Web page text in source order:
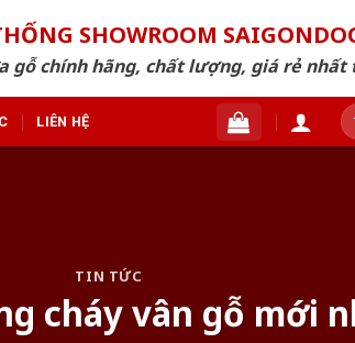
SHOWROOM
gỗ chính hãng, chất lượng, giá rẻ nhất
LIÊN HỆ
TIN TỨC
cháy vân gỗ mới